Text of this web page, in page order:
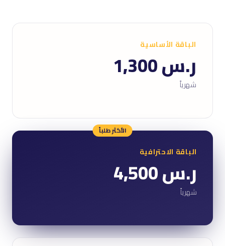
الباقة الأساسية
ر.س 1,300
شهرياً
الأكثر طلباً
الباقة الاحترافية
ر.س 4,500
شهرياً